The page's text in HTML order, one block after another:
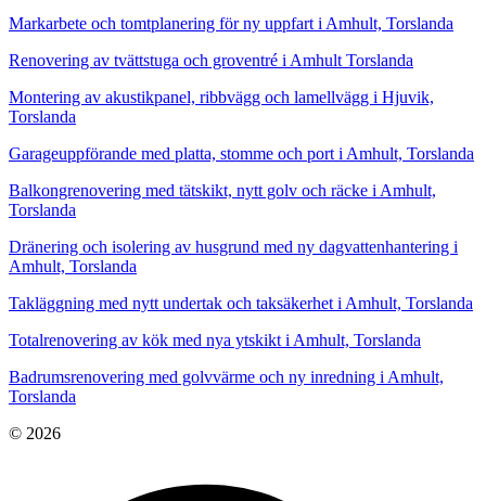
Markarbete och tomtplanering för ny uppfart i Amhult, Torslanda
Renovering av tvättstuga och groventré i Amhult Torslanda
Montering av akustikpanel, ribbvägg och lamellvägg i Hjuvik,
Torslanda
Garageuppförande med platta, stomme och port i Amhult, Torslanda
Balkongrenovering med tätskikt, nytt golv och räcke i Amhult,
Torslanda
Dränering och isolering av husgrund med ny dagvattenhantering i
Amhult, Torslanda
Takläggning med nytt undertak och taksäkerhet i Amhult, Torslanda
Totalrenovering av kök med nya ytskikt i Amhult, Torslanda
Badrumsrenovering med golvvärme och ny inredning i Amhult,
Torslanda
© 2026